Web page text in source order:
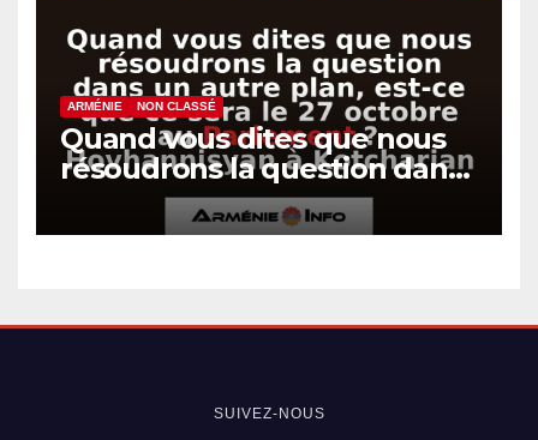
ARMÉNIE NON CLASSÉ
Quand vous dites que nous
résoudrons la question dans
un autre plan, est-ce que ce
sera le 27 octobre au
SUIVEZ-NOUS